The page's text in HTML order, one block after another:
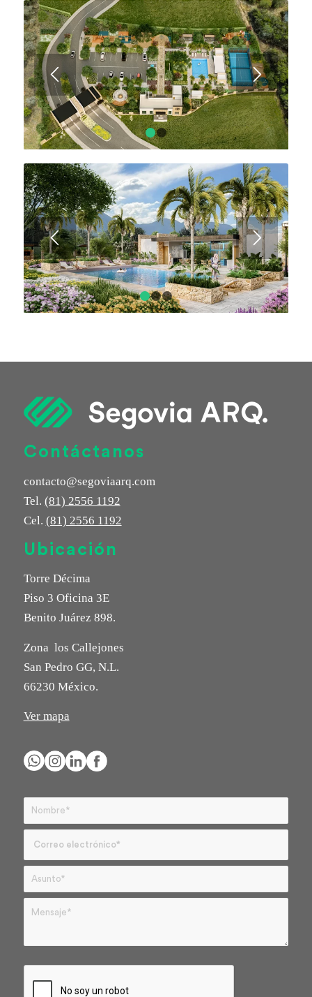
1 2
1 2 3
Contáctanos
contacto@segoviaarq.com
Tel. (81) 2556 1192
Cel. (81) 2556 1192
Ubicación
Torre Décima
Piso 3 Oficina 3E
Benito Juárez 898.
Zona los Callejones
San Pedro GG, N.L.
66230 México.
Ver mapa